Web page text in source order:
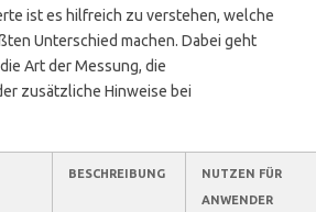
ist es hilfreich zu verstehen, welche
Unterschied machen. Dabei geht
Art der Messung, die
zusätzliche Hinweise bei
BESCHREIBUNG
NUTZEN FÜR
ANWENDER